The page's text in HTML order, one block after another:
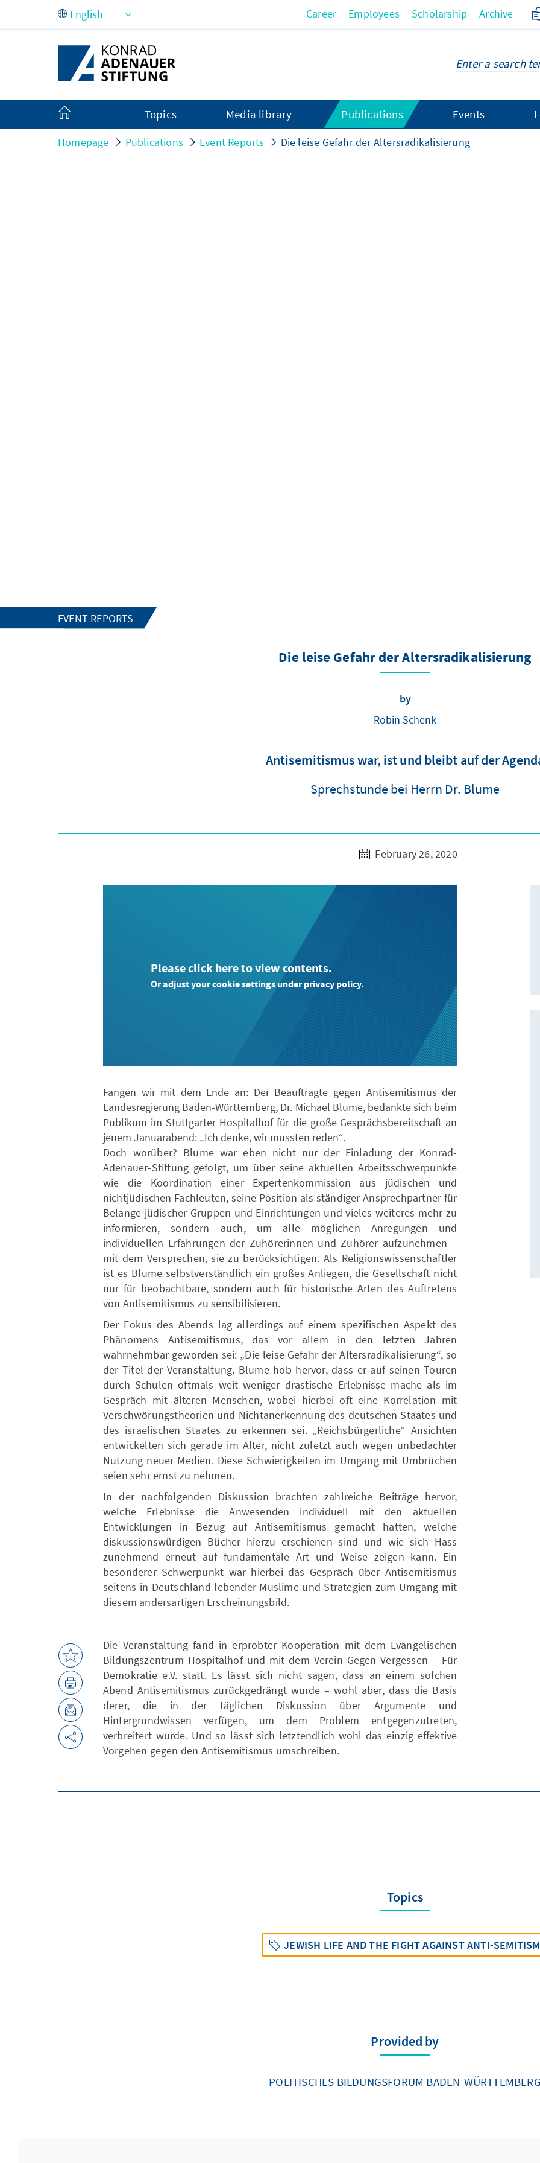
Skip to Main Content Career Employees Scholarship Archive
Topics Media library Publications Events
Homepage Publications Event Reports Die leise Gefahr der Altersradikalisierung
EVENT REPORTS
Die leise Gefahr der Altersradikalisierung
by
Robin Schenk
Antisemitismus war, ist und bleibt auf der
Sprechstunde bei Herrn Dr. Blume
February 26, 2020
Please click here to view contents.
Or adjust your cookie settings under privacy policy.
Fangen wir mit dem Ende an: Der Beauftragte gegen Antisemitismus der
Landesregierung Baden-Württemberg, Dr. Michael Blume, bedankte sich beim
Publikum im Stuttgarter Hospitalhof für die große Gesprächsbereitschaft an
jenem Januarabend: „Ich denke, wir mussten reden“.
Doch worüber? Blume war eben nicht nur der Einladung der Konrad-
Adenauer-Stiftung gefolgt, um über seine aktuellen Arbeitsschwerpunkte
wie die Koordination einer Expertenkommission aus jüdischen und
nichtjüdischen Fachleuten, seine Position als ständiger Ansprechpartner für
Belange jüdischer Gruppen und Einrichtungen und vieles weiteres mehr zu
informieren, sondern auch, um alle möglichen Anregungen und
individuellen Erfahrungen der Zuhörerinnen und Zuhörer aufzunehmen –
mit dem Versprechen, sie zu berücksichtigen. Als Religionswissenschaftler
ist es Blume selbstverständlich ein großes Anliegen, die Gesellschaft nicht
nur für beobachtbare, sondern auch für historische Arten des Auftretens
von Antisemitismus zu sensibilisieren.
Der Fokus des Abends lag allerdings auf einem spezifischen Aspekt des
Phänomens Antisemitismus, das vor allem in den letzten Jahren
wahrnehmbar geworden sei: „Die leise Gefahr der Altersradikalisierung“, so
der Titel der Veranstaltung. Blume hob hervor, dass er auf seinen Touren
durch Schulen oftmals weit weniger drastische Erlebnisse mache als im
Gespräch mit älteren Menschen, wobei hierbei oft eine Korrelation mit
Verschwörungstheorien und Nichtanerkennung des deutschen Staates und
des israelischen Staates zu erkennen sei. „Reichsbürgerliche“ Ansichten
entwickelten sich gerade im Alter, nicht zuletzt auch wegen unbedachter
Nutzung neuer Medien. Diese Schwierigkeiten im Umgang mit Umbrüchen
seien sehr ernst zu nehmen.
In der nachfolgenden Diskussion brachten zahlreiche Beiträge hervor,
welche Erlebnisse die Anwesenden individuell mit den aktuellen
Entwicklungen in Bezug auf Antisemitismus gemacht hatten, welche
diskussionswürdigen Bücher hierzu erschienen sind und wie sich Hass
zunehmend erneut auf fundamentale Art und Weise zeigen kann. Ein
besonderer Schwerpunkt war hierbei das Gespräch über Antisemitismus
seitens in Deutschland lebender Muslime und Strategien zum Umgang mit
diesem andersartigen Erscheinungsbild.
Die Veranstaltung fand in erprobter Kooperation mit dem Evangelischen
Bildungszentrum Hospitalhof und mit dem Verein Gegen Vergessen – Für
Demokratie e.V. statt. Es lässt sich nicht sagen, dass an einem solchen
Abend Antisemitismus zurückgedrängt wurde – wohl aber, dass die Basis
derer, die in der täglichen Diskussion über Argumente und
Hintergrundwissen verfügen, um dem Problem entgegenzutreten,
verbreitert wurde. Und so lässt sich letztendlich wohl das einzig effektive
Vorgehen gegen den Antisemitismus umschreiben.
Topics
JEWISH LIFE AND THE FIGHT AGAINST ANTI-SEMITISM
Provided by
POLITISCHES BILDUNGSFORUM BADEN-